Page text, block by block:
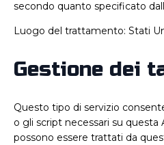
secondo quanto specificato
Luogo del trattamento: Stati
Gestione dei
Questo tipo di servizio
o gli script necessari su
possono essere trattati da